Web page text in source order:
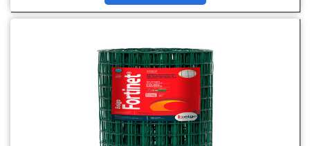
Apresenta diversas malhas, retangulares e
PVC. Dentre suas Vantagens estão: Resistência,
Segurança, Estabilidade, Durabilidade, Versatilidade,
Facilidade de instalação, Entre outros.